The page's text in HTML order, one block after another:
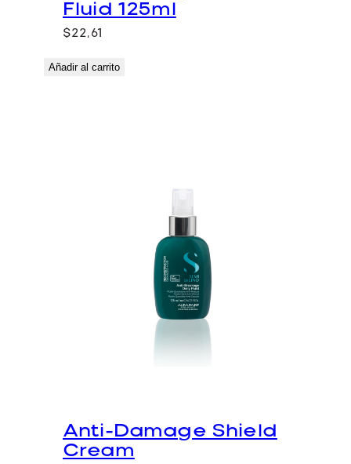
Fluid 125ml
$22,61
Añadir al carrito
Anti-Damage Shield
Cream